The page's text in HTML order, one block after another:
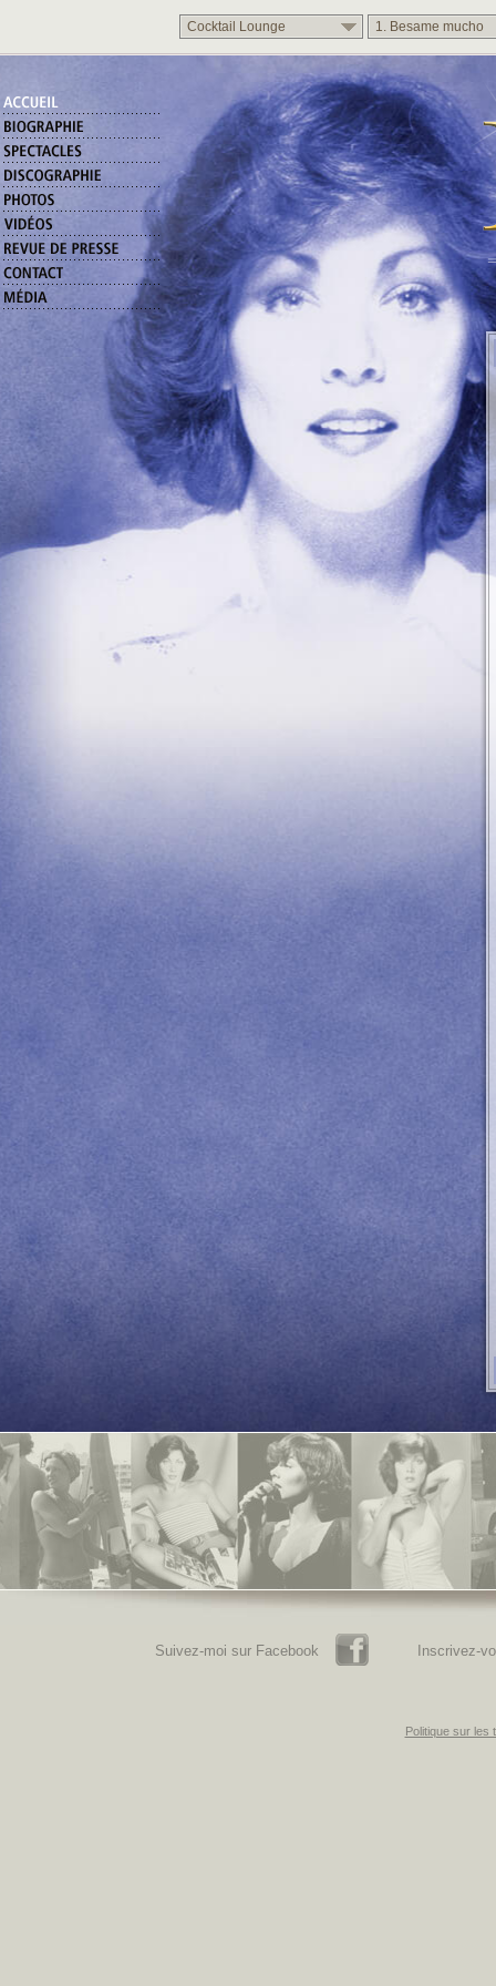
Suivez-moi sur Facebook Inscrivez-
Politique sur les
Cocktail Lounge 1. Besame mucho